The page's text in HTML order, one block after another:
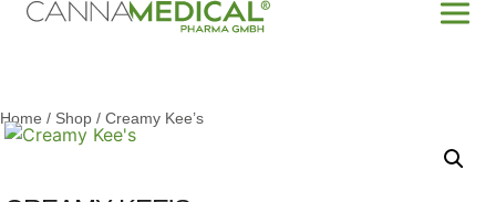
Home / Shop / Creamy Kee’s